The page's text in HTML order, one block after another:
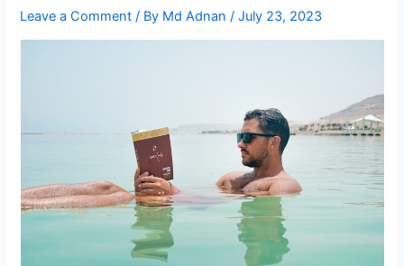
Leave a Comment / By Md Adnan/July 23, 2023